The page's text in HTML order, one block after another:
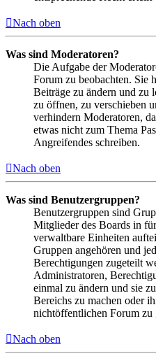
Nach oben
Was sind Moderatoren?
Die Aufgabe der
Forum zu beobachten. Sie
Beiträge zu ändern und zu
zu öffnen, zu verschieben
verhindern Moderatoren,
etwas nicht zum Thema
Angreifendes schreiben.
Nach oben
Was sind Benutzergruppen?
Benutzergruppen sind
Mitglieder des Boards in
verwaltbare Einheiten
Gruppen angehören und
Berechtigungen zugeteilt
Administratoren,
einmal zu ändern und sie
Bereichs zu machen oder
nichtöffentlichen Forum zu
Nach oben